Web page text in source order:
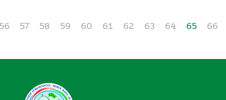
57 58 59 60 61 62 63 64 65 66